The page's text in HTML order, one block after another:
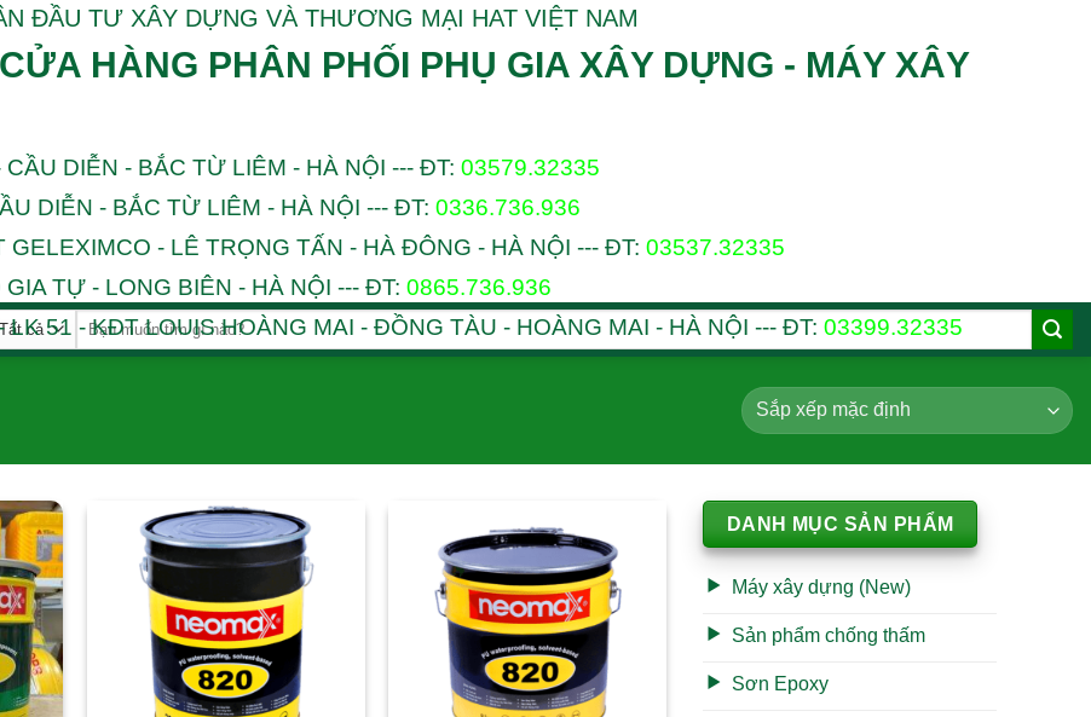
ĐẦU TƯ XÂY DỰNG VÀ THƯƠNG MẠI HAT VIỆT NAM
HÀNG PHÂN PHỐI PHỤ GIA XÂY DỰNG - MÁY XÂY
DIỄN - BẮC TỪ LIÊM - HÀ NỘI --- ĐT: 03579.32335
DIỄN - BẮC TỪ LIÊM - HÀ NỘI --- ĐT: 0336.736.936
GELEXIMCO - LÊ TRỌNG TẤN - HÀ ĐÔNG - HÀ NỘI --- ĐT: 03537.32335
TỰ - LONG BIÊN - HÀ NỘI --- ĐT: 0865.736.936
LK 51 - KĐT LOUIS HOÀNG MAI - ĐỒNG TÀU - HOÀNG MAI - HÀ NỘI --- ĐT: 03399.32335
Tìm
kiếm:
DANH MỤC SẢN PHẨM
Máy xây dựng (New)
Sản phẩm chống thấm
Sơn Epoxy